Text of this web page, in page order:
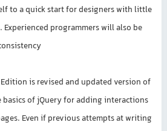
itself to a quick start for designers
Experienced programmers will also
consistency.
Fourth Edition is revised and updated
the basics of jQuery for adding
your pages. Even if previous attempts at